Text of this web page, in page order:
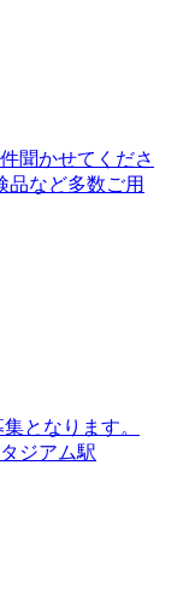
聞かせてくださ
品など多数ご用
となります。
ジアム駅